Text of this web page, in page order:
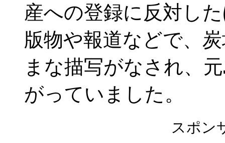
産への登録に反対し
版物や報道などで、
まな描写がなされ、
がっていました。
スポン